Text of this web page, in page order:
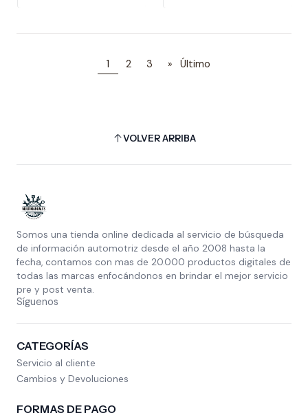
1 2 3 » Último
VOLVER ARRIBA
Somos una tienda online dedicada al servicio de búsqueda
de información automotriz desde el año 2008 hasta la
fecha, contamos con mas de 20.000 productos digitales de
todas las marcas enfocándonos en brindar el mejor servicio
pre y post venta.
Síguenos
CATEGORÍAS
Servicio al cliente
Cambios y Devoluciones
FORMAS DE PAGO